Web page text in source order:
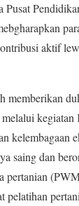
aktif
memberikan
kelembagaan
saing dan
pertanian
pelatihan